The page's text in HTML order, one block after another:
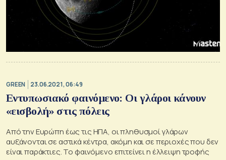
GREEN 23.06.2021, 06:49
Εντυπωσιακό φαινόμενο: Οι γλάροι κάνουν
«εισβολή» στις πόλεις
Από την Ευρώπη έως τις ΗΠΑ, οι πληθυσμοί γλάρων
αυξάνονται σε αστικά κέντρα, ακόμη και σε περιοχές που δεν
είναι παράκτιες. Το φαινόμενο επιτείνει η έλλειψη τροφής